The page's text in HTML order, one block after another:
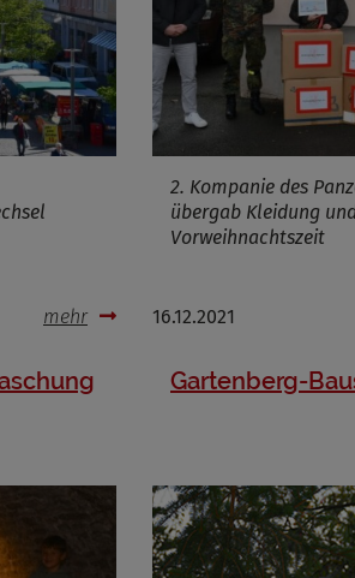
mehr
2. Kompanie des
übergab Kleidung
Vorweihnachtszeit
16.12.2021
Gartenberg-